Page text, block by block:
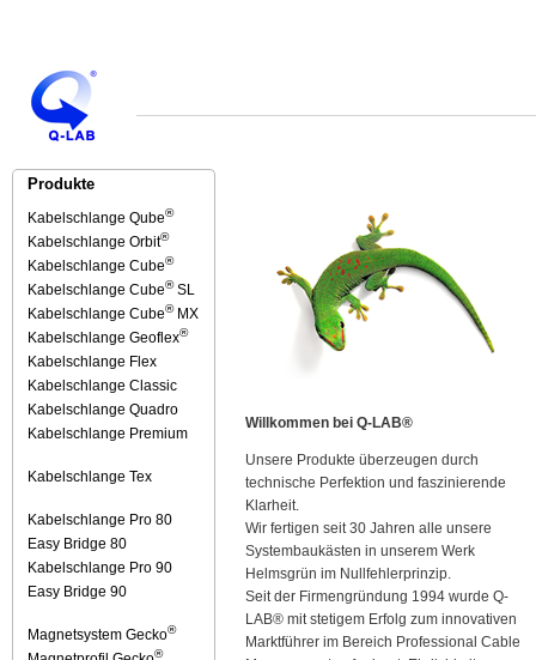
Produkte
Kabelschlange Qube®
Kabelschlange Orbit®
Kabelschlange Cube®
Kabelschlange Cube®SL
Kabelschlange Cube®MX
Kabelschlange Geoflex®
Kabelschlange Flex
Kabelschlange Classic
Kabelschlange Quadro
Kabelschlange Premium
Kabelschlange Tex
Kabelschlange Pro 80
Easy Bridge 80
Kabelschlange Pro 90
Easy Bridge 90
Magnetsystem Gecko®
®
Willkommen bei Q-LAB®
Unsere Produkte überzeugen durch
technische Perfektion und faszinierende
Klarheit.
Wir fertigen seit 30 Jahren alle unsere
Systembaukästen in unserem Werk
Helmsgrün im Nullfehlerprinzip.
Seit der Firmengründung 1994 wurde Q-
LAB® mit stetigem Erfolg zum innovativen
Marktführer im Bereich Professional Cable